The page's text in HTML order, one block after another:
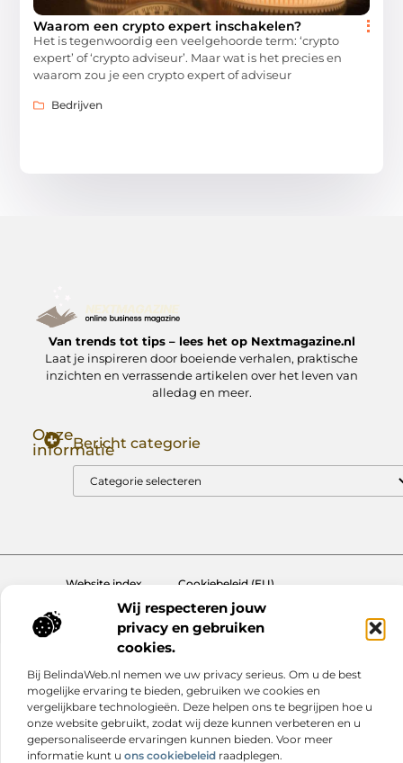
Wij respecteren jouw
privacy en gebruiken
cookies.
Bij BelindaWeb.nl nemen we uw privacy serieus. Om u de best
mogelijke ervaring te bieden, gebruiken we cookies en
vergelijkbare technologieën. Deze helpen ons te begrijpen hoe u
onze website gebruikt, zodat wij deze kunnen verbeteren en u
gepersonaliseerde ervaringen kunnen bieden. Voor meer
informatie kunt u ons cookiebeleid raadplegen.
Waarom een crypto expert inschakelen?
Het is tegenwoordig een veelgehoorde term: ‘crypto
expert’ of ‘crypto adviseur’. Maar wat is het precies en
waarom zou je een crypto expert of adviseur
Bedrijven
Van trends tot tips – lees het op Nextmagazine.nl
Laat je inspireren door boeiende verhalen, praktische
inzichten en verrassende artikelen over het leven van
alledag en meer.
Onze
informatieBericht categorie
Website index
Cookiebeleid (EU)
@2025 www.nextmagazine.nl. All Right Reserved.